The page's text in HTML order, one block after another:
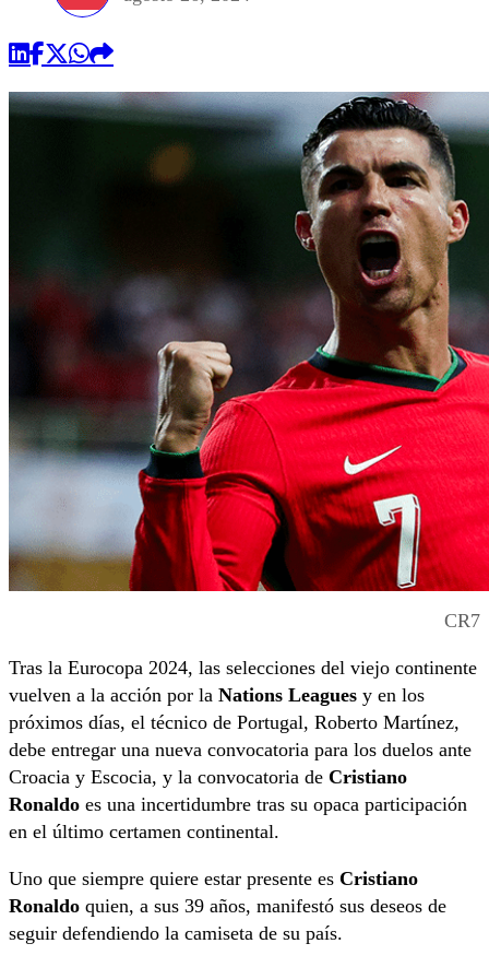
CR7
Tras la Eurocopa 2024, las selecciones del viejo continente
vuelven a la acción por la Nations Leagues y en los
próximos días, el técnico de Portugal, Roberto Martínez,
debe entregar una nueva convocatoria para los duelos ante
Croacia y Escocia, y la convocatoria de Cristiano
Ronaldo es una incertidumbre tras su opaca participación
en el último certamen continental.
Uno que siempre quiere estar presente es Cristiano
Ronaldo quien, a sus 39 años, manifestó sus deseos de
seguir defendiendo la camiseta de su país.